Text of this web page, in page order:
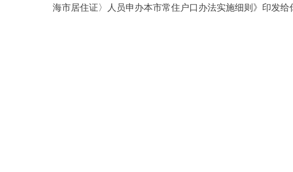
海市居住证〉人员申办本市常住户口办法实施细则》印发给